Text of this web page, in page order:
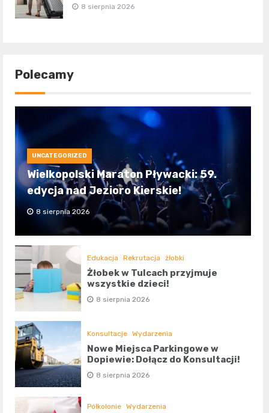
8 sierpnia 2026
Polecamy
UNCATEGORIZED
Wielkopolski Maraton Pływacki: 59.
edycja nad Jezioro Kierskie!
8 sierpnia 2026
Edukacja Rekrutacja żłobki
Żłobek w Tulcach przyjmuje
wszystkie dzieci!
8 sierpnia 2026
Konsultacje Wydarzenia
Nowe Miejsca Parkingowe w
Dopiewie: Dołącz do Konsultacji!
8 sierpnia 2026
Półkolonie Wydarzenia